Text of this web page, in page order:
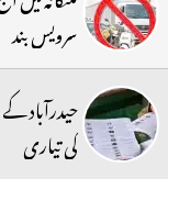
سرویس بند
کی تیاری